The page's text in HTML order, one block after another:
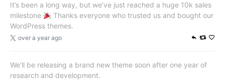
It’s been a long way, but we’ve just reached a huge 10k sales
milestone
Thanks everyone who trusted us and bought our
WordPress themes.
over a year ago
We’ll be releasing a brand new theme soon after one year of
research and development.